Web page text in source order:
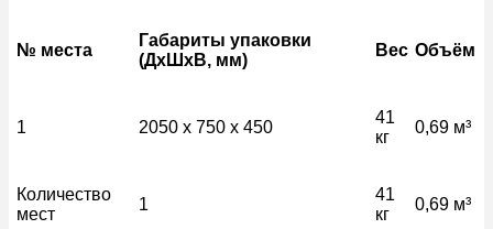
№ места
Габариты упаковки
(ДхШхВ, мм)
Вес Объём
1 2050 x 750 x 450
41
кг
0,69 м³
Количество
мест
1
41
кг
0,69 м³